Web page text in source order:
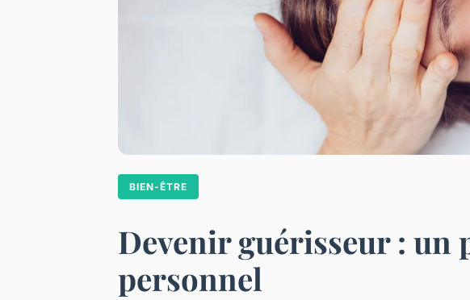
BIEN-ÊTRE
Devenir guérisseur : un
personnel